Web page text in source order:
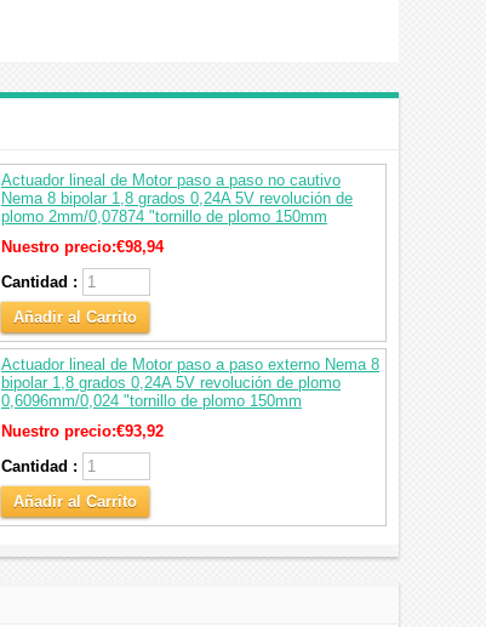
Actuador lineal de Motor paso a paso no cautivo
Nema 8 bipolar 1,8 grados 0,24A 5V revolución de
plomo 2mm/0,07874 "tornillo de plomo 150mm
Nuestro precio:€98,94
Cantidad :
Añadir al Carrito
Actuador lineal de Motor paso a paso externo Nema 8
bipolar 1,8 grados 0,24A 5V revolución de plomo
0,6096mm/0,024 "tornillo de plomo 150mm
Nuestro precio:€93,92
Cantidad :
Añadir al Carrito